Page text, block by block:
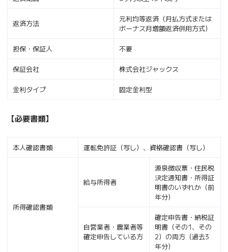
返済方法
元利均等返済（月払方式または
ボーナス月増額返済併用方式）
担保・保証人 不要
保証会社 株式会社ジャックス
金利タイプ 固定金利型
【必要書類】
本人確認書類 運転免許証（写し）、資格確認書（写し）
所得確認書類
給与所得者
源泉徴収票・住民税
決定通知書・所得証
明書のいずれか（前
年分）
自営業者・農業者等
確定申告している方
確定申告書・納税証
明書（その1、その
2）の両方（過去3
年分）